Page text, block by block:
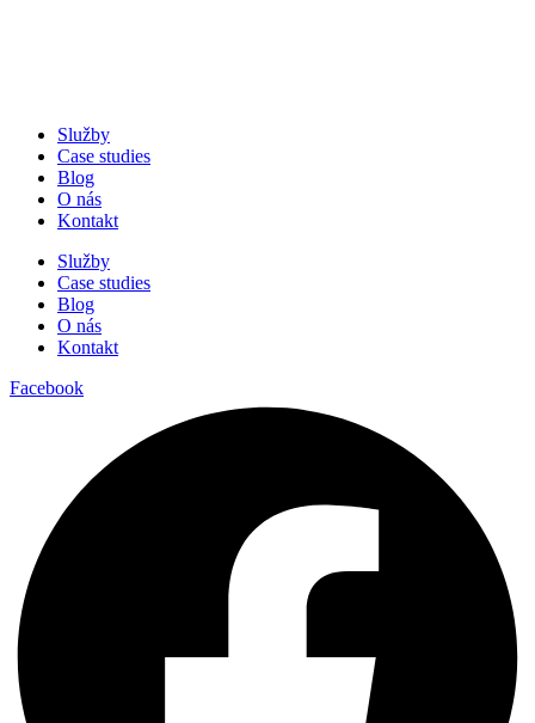
Služby
Case studies
Blog
O nás
Kontakt
Služby
Case studies
Blog
O nás
Kontakt
Facebook